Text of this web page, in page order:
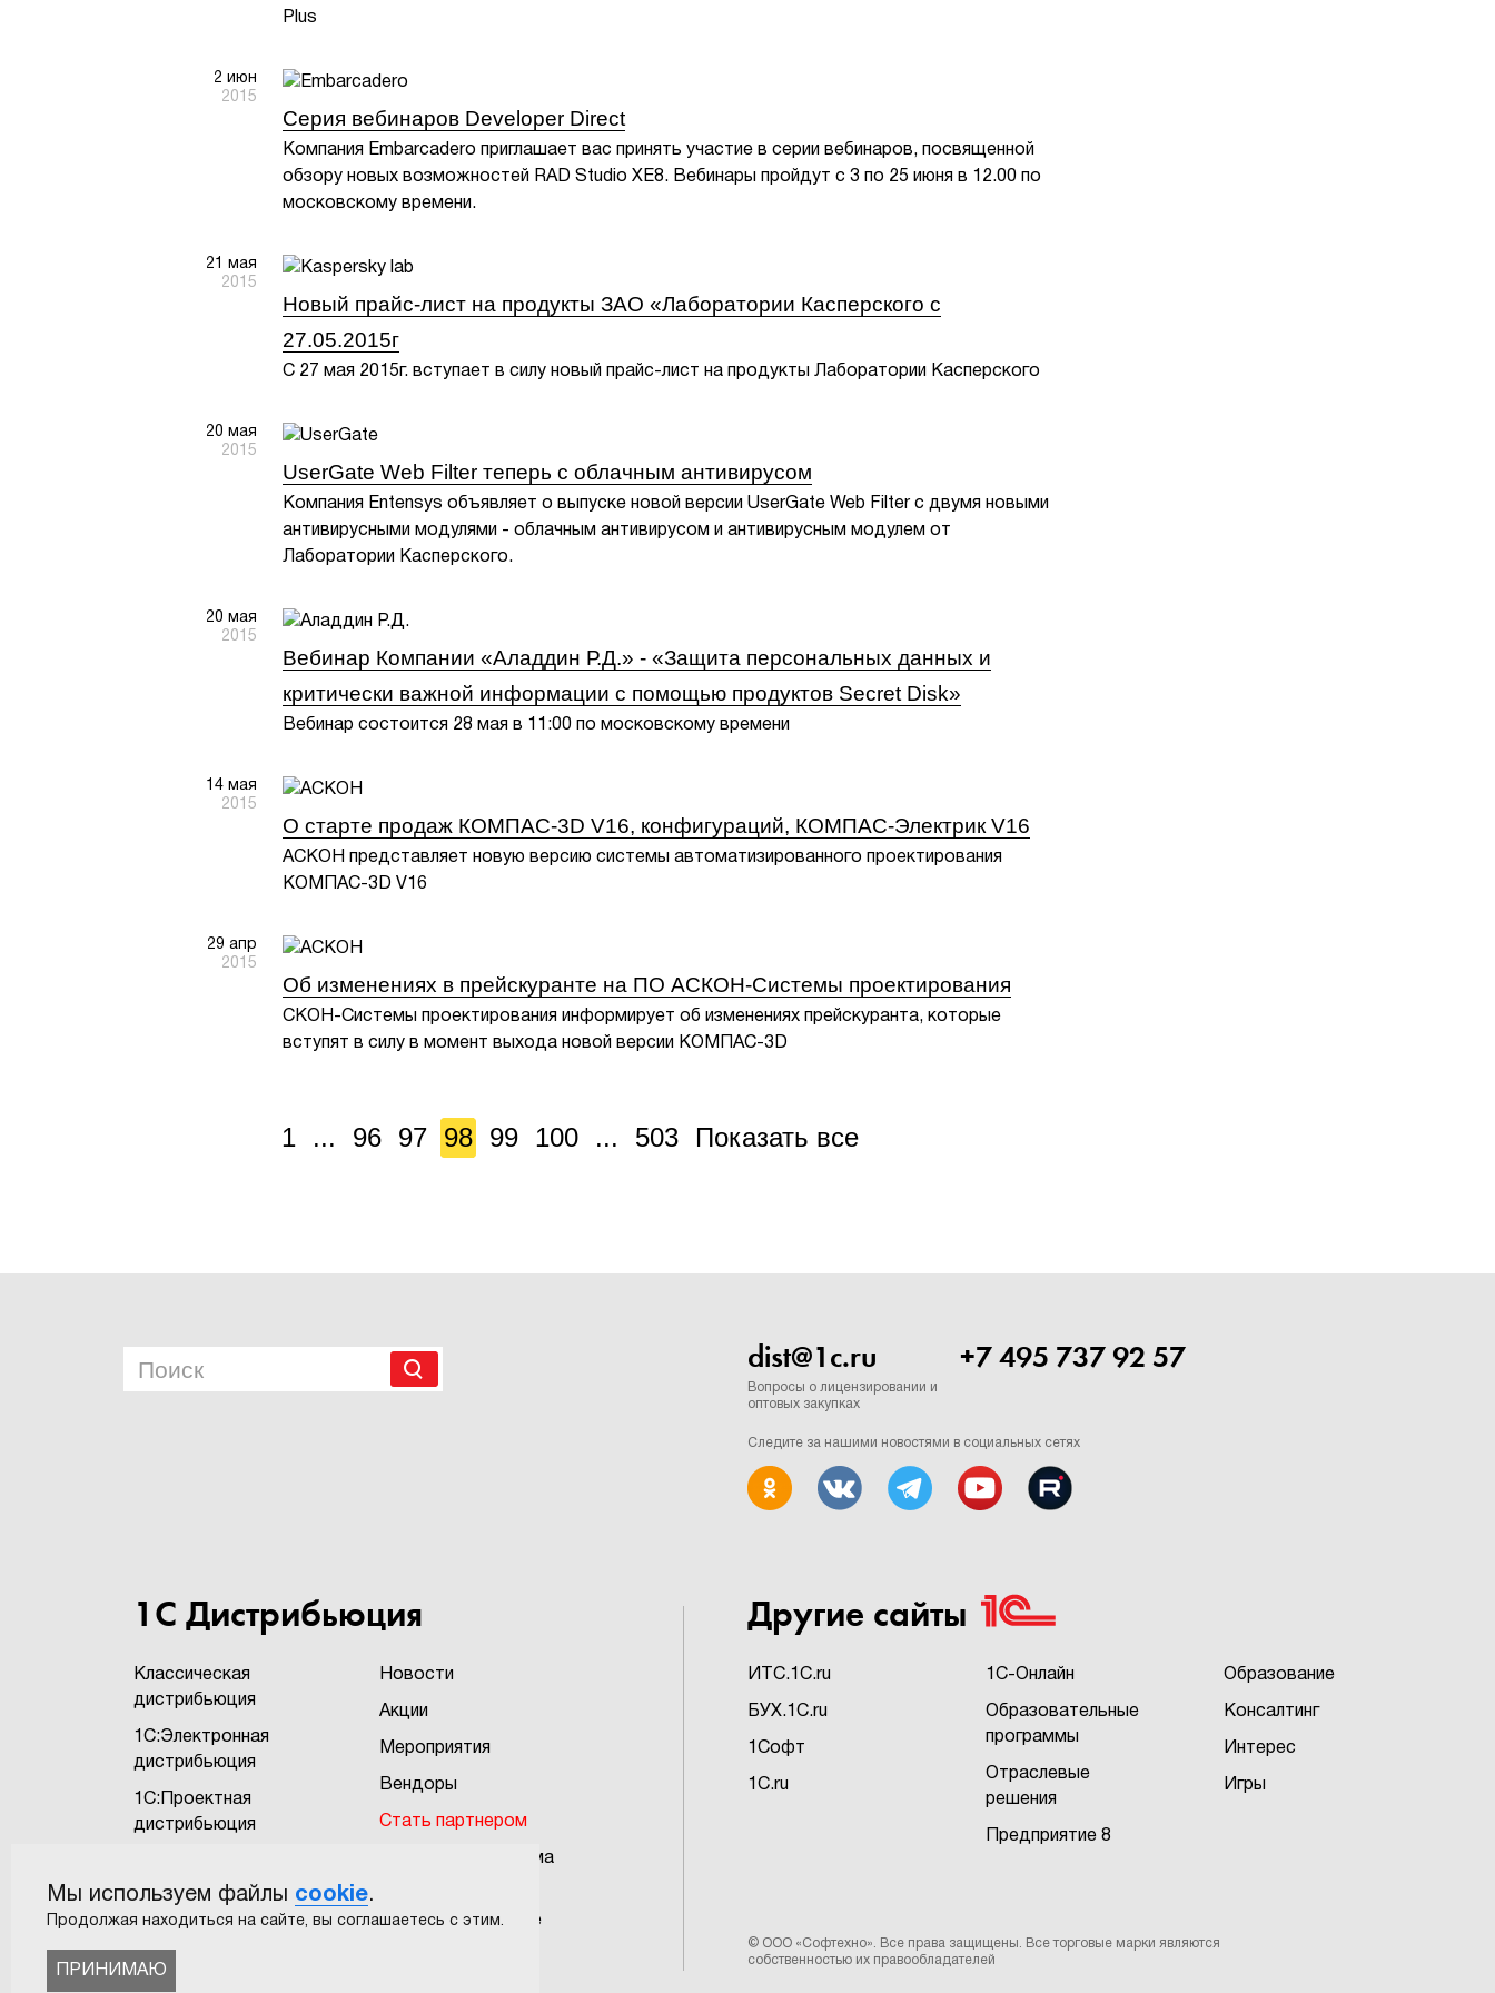
Plus
2 июн
2015
Серия вебинаров Developer Direct
Компания Embarcadero приглашает вас принять участие в серии вебинаров, посвященной
обзору новых возможностей RAD Studio XE8. Вебинары пройдут с 3 по 25 июня в 12.00 по
московскому времени.
21 мая
2015
Новый прайс-лист на продукты ЗАО «Лаборатории Касперского с
27.05.2015г
С 27 мая 2015г. вступает в силу новый прайс-лист на продукты Лаборатории Касперского
20 мая
2015
UserGate Web Filter теперь с облачным антивирусом
Компания Entensys объявляет о выпуске новой версии UserGate Web Filter с двумя новыми
антивирусными модулями - облачным антивирусом и антивирусным модулем от
Лаборатории Касперского.
20 мая
2015
Вебинар Компании «Аладдин Р.Д.» - «Защита персональных данных и
критически важной информации с помощью продуктов Secret Disk»
Вебинар состоится 28 мая в 11:00 по московскому времени
14 мая
2015
О старте продаж КОМПАС-3D V16, конфигураций, КОМПАС-Электрик V16
АСКОН представляет новую версию системы автоматизированного проектирования
КОМПАС-3D V16
29 апр
2015
Об изменениях в прейскуранте на ПО АСКОН-Системы проектирования
СКОН-Системы проектирования информирует об изменениях прейскуранта, которые
вступят в силу в момент выхода новой версии КОМПАС-3D
1 ... 96 97 98 99 100 ... 503 Показать все
+7 495 737 92 57
dist@1c.ru
Вопросы о лицензировании и
оптовых закупках
Следите за нашими новостями в социальных сетях
1С Дистрибьюция
Классическая
дистрибьюция
1С:Электронная
дистрибьюция
1С:Проектная
дистрибьюция
САПР
Новости
Акции
Мероприятия
Вендоры
Стать партнером
Бонусная программа
Пользовательское
Другие сайты
ИTC.1C.ru
БУХ.1C.ru
1Софт
1C.ru
1С-Онлайн
Образовательные
программы
Отраслевые
решения
Предприятие 8
Образование
Консалтинг
Интерес
Игры
© ООО «Софтехно» . Все права защищены. Все торговые марки являются
собственностью их правообладателей
Мы используем файлы cookie.
Продолжая находиться на сайте, вы соглашаетесь с этим.
ПРИНИМАЮ